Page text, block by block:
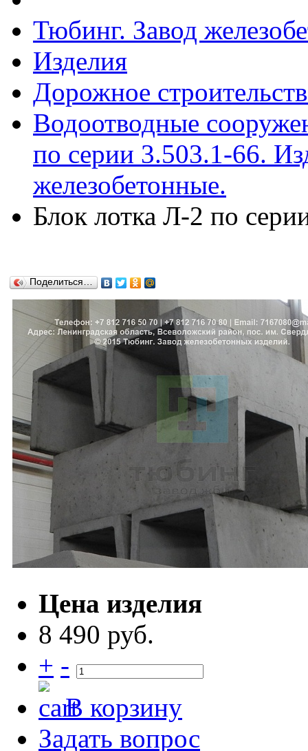
Тюбинг. Завод
Изделия
Дорожное
Водоотводные
по серии 3.503.1-66.
железобетонные.
Блок лотка Л-2 по
Поделиться…
Цена изделия
8 490 руб.
+ -
В корзину
Задать вопрос